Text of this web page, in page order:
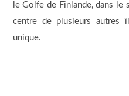
le Golfe de Finlande, dans le
centre de plusieurs autres
unique.